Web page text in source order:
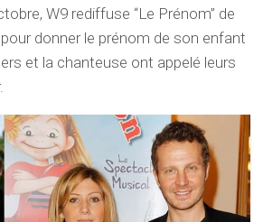
W9 rediffuse “Le Prénom” de
donner le prénom de son enfant
et la chanteuse ont appelé leurs